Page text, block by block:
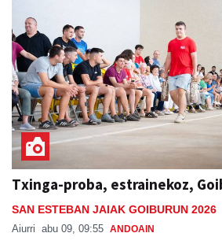
Txinga-proba, estrainekoz,
SAN ESTEBAN JAIAK GOIBURUN 2026
Aiurri abu 09, 09:55 ANDOAIN